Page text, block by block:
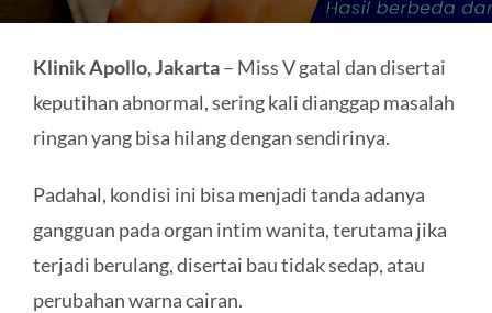
Klinik Apollo, Jakarta– Miss V gatal dan disertai
keputihan abnormal, sering kali dianggap masalah
ringan yang bisa hilang dengan sendirinya.
Padahal, kondisi ini bisa menjadi tanda adanya
gangguan pada organ intim wanita, terutama jika
terjadi berulang, disertai bau tidak sedap, atau
perubahan warna cairan.